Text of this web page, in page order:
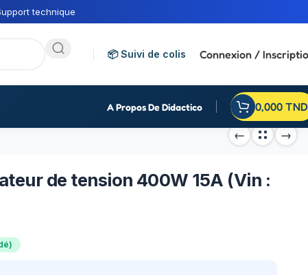
technique
📦 Suivi de colis Connexion /
A Propos De Didactico 0,000 TND
de tension 400W 15A (Vin :